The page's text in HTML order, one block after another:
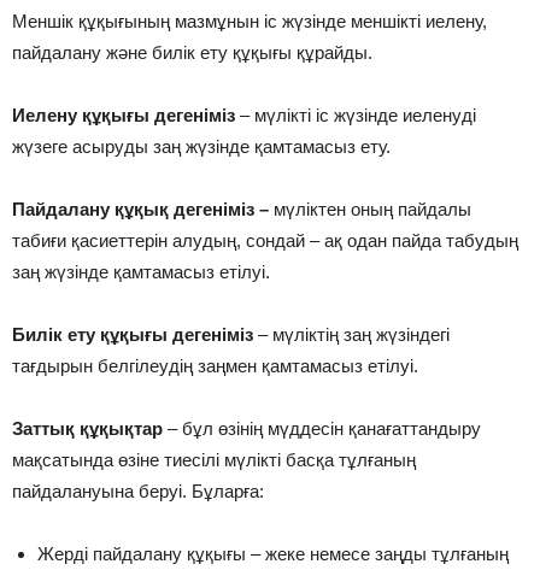
Меншік құқығының мазмұнын іс жүзінде меншікті иелену,
пайдалану және билік ету құқығы құрайды.
Иелену құқығы дегеніміз – мүлікті іс жүзінде иеленуді
жүзеге асыруды заң жүзінде қамтамасыз ету.
Пайдалану құқық дегеніміз – мүліктен оның пайдалы
табиғи қасиеттерін алудың, сондай – ақ одан пайда табудың
заң жүзінде қамтамасыз етілуі.
Билік ету құқығы дегеніміз – мүліктің заң жүзіндегі
тағдырын белгілеудің заңмен қамтамасыз етілуі.
Заттық құқықтар – бұл өзінің мүддесін қанағаттандыру
мақсатында өзіне тиесілі мүлікті басқа тұлғаның
пайдалануына беруі. Бұларға:
Жерді пайдалану құқығы – жеке немесе заңды тұлғаның